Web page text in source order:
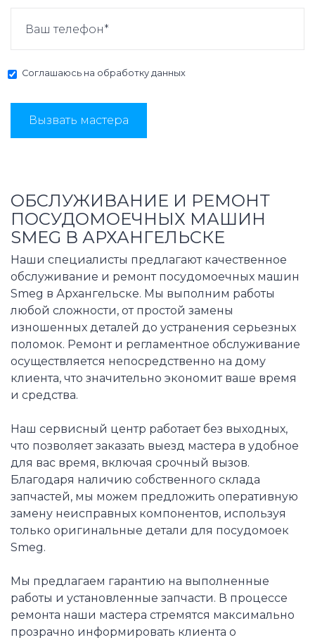
Соглашаюсь на обработку данных
Вызвать мастера
ОБСЛУЖИВАНИЕ И РЕМОНТ
ПОСУДОМОЕЧНЫХ МАШИН
SMEG В АРХАНГЕЛЬСКЕ
Наши специалисты предлагают качественное
обслуживание и ремонт посудомоечных машин
Smeg в Архангельске. Мы выполним работы
любой сложности, от простой замены
изношенных деталей до устранения серьезных
поломок. Ремонт и регламентное обслуживание
осуществляется непосредственно на дому
клиента, что значительно экономит ваше время
и средства.
Наш сервисный центр работает без выходных,
что позволяет заказать выезд мастера в удобное
для вас время, включая срочный вызов.
Благодаря наличию собственного склада
запчастей, мы можем предложить оперативную
замену неисправных компонентов, используя
только оригинальные детали для посудомоек
Smeg.
Мы предлагаем гарантию на выполненные
работы и установленные запчасти. В процессе
ремонта наши мастера стремятся максимально
прозрачно информировать клиента о